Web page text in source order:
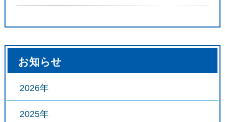
お知らせ
2026年
2025年